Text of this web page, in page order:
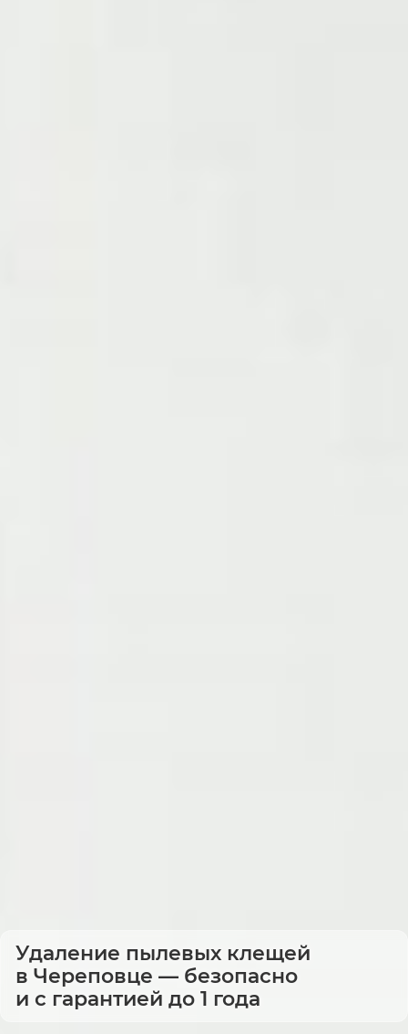
Удаление пылевых клещей
в Череповце — безопасно
и с гарантией до 1 года